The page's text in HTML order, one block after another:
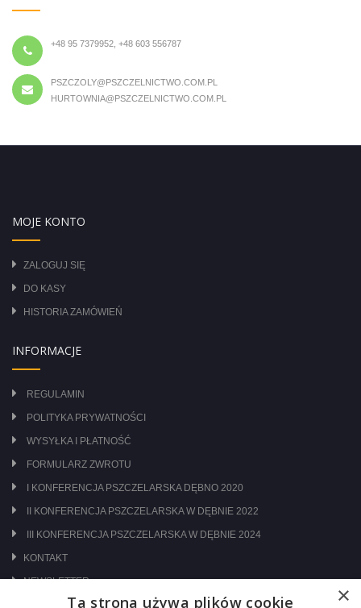
+48 95 7379952, +48 603 556787
PSZCZOLY@PSZCZELNICTWO.COM.PL
HURTOWNIA@PSZCZELNICTWO.COM.PL
MOJE KONTO
ZALOGUJ SIĘ
DO KASY
HISTORIA ZAMÓWIEŃ
INFORMACJE
REGULAMIN
POLITYKA PRYWATNOŚCI
WYSYŁKA I PŁATNOŚĆ
FORMULARZ ZWROTU
I KONFERENCJA PSZCZELARSKA DĘBNO 2020
II KONFERENCJA PSZCZELARSKA W DĘBNIE 2022
III KONFERENCJA PSZCZELARSKA W DĘBNIE 2024
KONTAKT
NEWSLETTER
×
Ta strona używa plików cookie